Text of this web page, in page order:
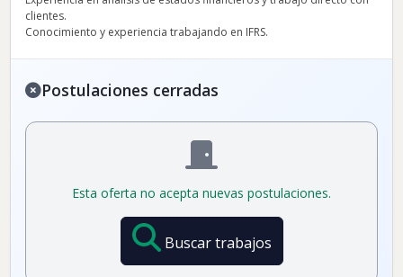
clientes.
Conocimiento y experiencia trabajando en IFRS.
Postulaciones cerradas
Esta oferta no acepta nuevas postulaciones.
Buscar trabajos